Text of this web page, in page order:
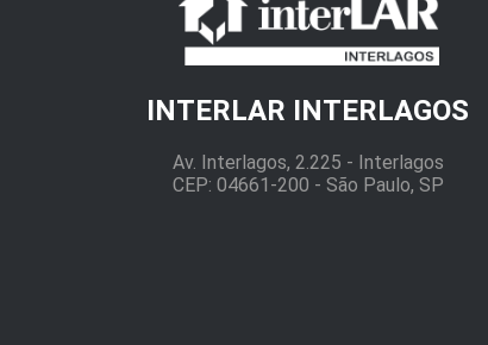
INTERLAR INTERLAGOS
Av. Interlagos, 2.225 - Interlagos
CEP: 04661-200 - São Paulo, SP